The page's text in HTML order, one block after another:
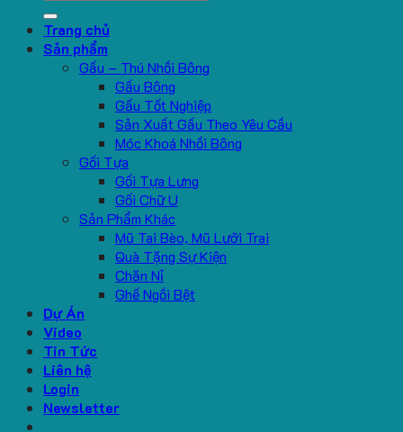
Trang chủ
Sản phẩm
Gấu – Thú Nhồi Bông
Gấu Bông
Gấu Tốt Nghiệp
Sản Xuất Gấu Theo Yêu Cầu
Móc Khoá Nhồi Bông
Gối Tựa
Gối Tựa Lưng
Gối Chữ U
Sản Phẩm Khác
Mũ Tai Bèo, Mũ Lưỡi Trai
Quà Tặng Sự Kiện
Chăn Nỉ
Ghế Ngồi Bệt
Dự Án
Video
Tin Tức
Liên hệ
Login
Newsletter